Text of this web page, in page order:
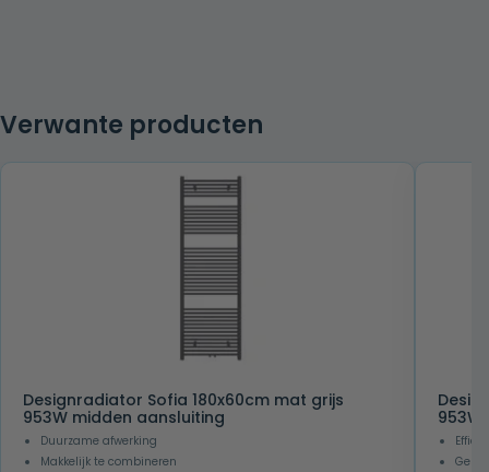
Verwante producten
Designradiator Sofia 180x60cm mat grijs
953W midden aansluiting
Duurzame afwerking
Makkelijk te combineren